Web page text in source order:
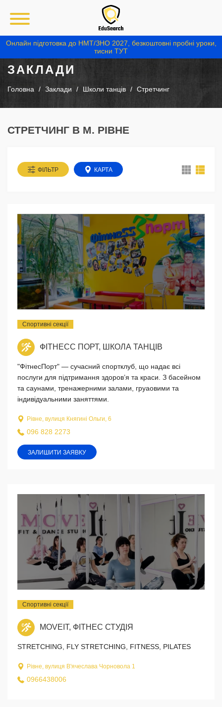
Онлайн підготовка до НМТ/ЗНО 2027, безкоштовні пробні уроки,
тисни ТУТ
ЗАКЛАДИ
Головна Заклади Школи танців Стретчинг
СТРЕТЧИНГ В М. РІВНЕ
ФІЛЬТР КАРТА
Спортивні секції
ФІТНЕСС ПОРТ, ШКОЛА ТАНЦІВ
"ФітнесПорт" — сучасний спортклуб, що надає всі
послуги для підтримання здоров’я та краси. З басейном
та саунами, тренажерними залами, груаовими та
індивідуальними заняттями.
Рівне, вулиця Княгині Ольги, 6
096 828 2273
ЗАЛИШИТИ ЗАЯВКУ
Спортивні секції
MOVEIT, ФІТНЕС СТУДІЯ
STRETCHING, FLY STRETCHING, FITNESS, PILATES
Рівне, вулиця В'ячеслава Чорновола 1
0966438006